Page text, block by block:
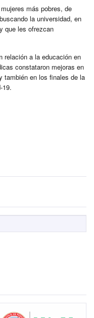
más pobres, de
la universidad, en
que les ofrezcan
relación a la educación en
constataron mejoras en
también en los finales de la
19.